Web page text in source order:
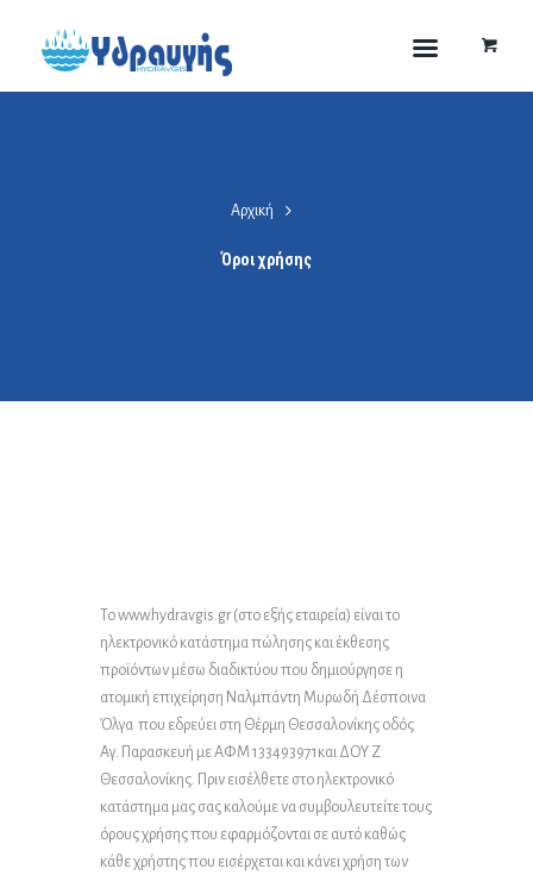
Αρχική
Όροι χρήσης
Το www.hydravgis.gr (στο εξής εταιρεία) είναι το
ηλεκτρονικό κατάστημα πώλησης και έκθεσης
προϊόντων μέσω διαδικτύου που δημιούργησε η
ατομική επιχείρηση Ναλμπάντη Μυρωδή Δέσποινα
Όλγα που εδρεύει στη Θέρμη Θεσσαλονίκης οδός
Αγ. Παρασκευή με ΑΦΜ 133493971και ΔΟΥ Ζ
Θεσσαλονίκης. Πριν εισέλθετε στο ηλεκτρονικό
κατάστημα μας σας καλούμε να συμβουλευτείτε τους
όρους χρήσης που εφαρμόζονται σε αυτό καθώς
κάθε χρήστης που εισέρχεται και κάνει χρήση των